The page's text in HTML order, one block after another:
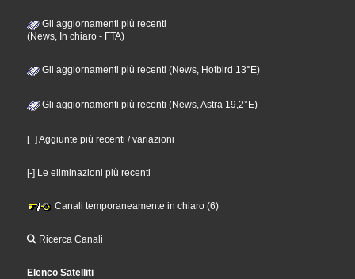
Gli aggiornamenti più recenti
(News, In chiaro - FTA)
Gli aggiornamenti più recenti (News, Hotbird 13°E)
Gli aggiornamenti più recenti (News, Astra 19,2°E)
[+] Aggiunte più recenti / variazioni
[-] Le eliminazioni più recenti
Canali temporaneamente in chiaro (6)
Ricerca Canali
Elenco Satelliti